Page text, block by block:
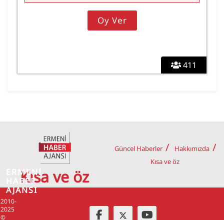
411
Kısa ve öz
Güncel Haberler
Hakkımızda
Kısa ve öz
2010-
2025
©
ERMENİ
HABER
AJANSI